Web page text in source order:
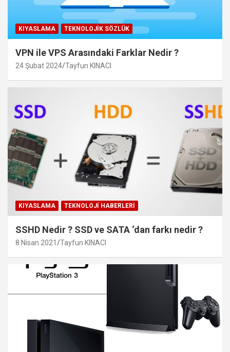
KIYASLAMA TEKNOLOJIK SÖZLÜK
VPN ile VPS Arasındaki Farklar Nedir ?
24 Şubat 2024 Tayfun KINACI
KIYASLAMA TEKNOLOJI HABERLERI
SSHD Nedir ? SSD ve SATA ‘dan farkı nedir ?
8 Nisan 2021 Tayfun KINACI